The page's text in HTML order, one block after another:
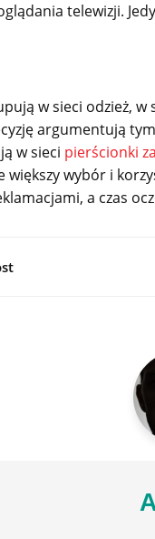
telewizji.
w sieci odzież,
argumentują
w sieci pierścionki
wybór i
a czas